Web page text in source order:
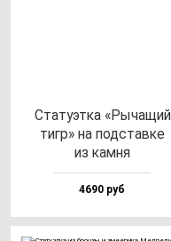
Ста­ту­эт­ка «Рыча­щий
тигр» на под­став­ке
из кам­ня
4690 руб